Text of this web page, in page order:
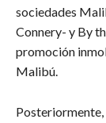
sociedades
Connery- y By
promoción
Malibú.